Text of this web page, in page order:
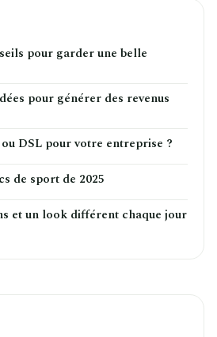
pour garder une belle
pour générer des revenus
DSL pour votre entreprise ?
de sport de 2025
et un look différent chaque jour